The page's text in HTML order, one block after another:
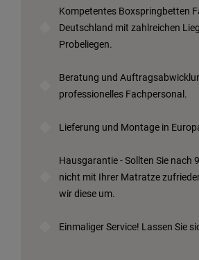
Kompetentes Boxspringbetten
Deutschland mit zahlreichen
Probeliegen.
Beratung und
professionelles Fachpersonal.
Lieferung und Montage in
Hausgarantie - Sollten Sie nach
nicht mit Ihrer Matratze
wir diese um.
Einmaliger Service! Lassen Sie